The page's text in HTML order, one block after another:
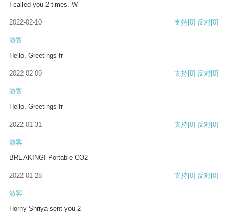
I called you 2 times. W
2022-02-10 支持[0] 反对[0]
游客
Hello, Greetings fr
2022-02-09 支持[0] 反对[0]
游客
Hello, Greetings fr
2022-01-31 支持[0] 反对[0]
游客
BREAKING! Portable CO2
2022-01-28 支持[0] 反对[0]
游客
Horny Shriya sent you 2